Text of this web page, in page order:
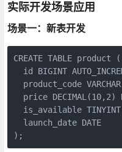
实际开发场景应用
场景一：新表开发
CREATE TABLE product (
id BIGINT
product_code
price DECIMAL(10,2)
is_available
  launch_date DATE
);